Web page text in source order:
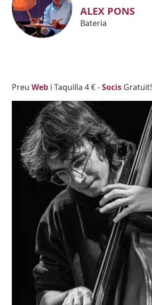
ALEX PONS
Bateria
Body
Preu Web i Taquilla 4 € -Socis Gratuït!
Imatges